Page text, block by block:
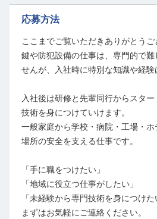
研修後もいきなり一人で現場を任せること
ていきます。
簡単な現場であれば、約1ヵ月を目安に少
るイメージです。
成長できます。
3年、5年、10年と経験を重ねながら、日
合が実施する技能検定にも挑戦可能。
応募方法
ここまでご覧いただきありがとうご
鍵や防犯設備の仕事は、専門的で
せんが、入社時に特別な知識や経験
入社後は研修と先輩同行からスタ
技術を身につけていけます。
一般家庭から学校・病院・工場・
場所の安全を支える仕事です。
「手に職をつけたい」
「地域に役立つ仕事がしたい」
「未経験から専門技術を身につけた
まずはお気軽にご連絡ください。